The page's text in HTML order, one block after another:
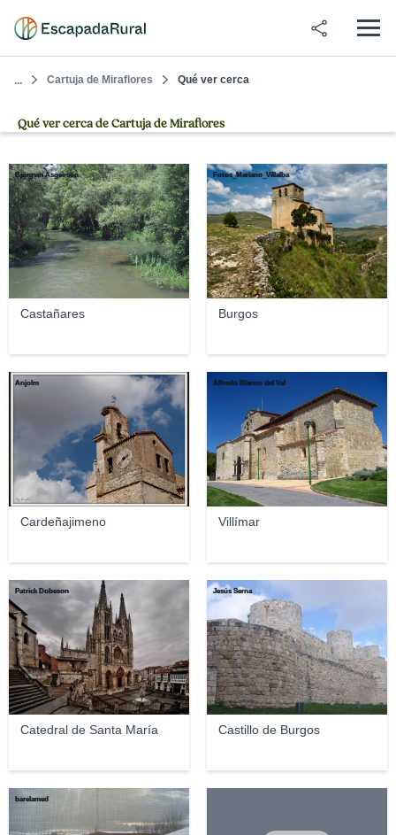
... Cartuja de Miraflores Qué ver cerca
Qué ver cerca de Cartuja de Miraflores
Castañares
Björgvin Asgeirson
Burgos
Fotos_Mariano_Villalba
Cardeñajimeno
Anjolm
Villímar
Alfredo Blanco del Val
Catedral de Santa María
Patrick Dobeson
Castillo de Burgos
Jesús Serna
barelamed